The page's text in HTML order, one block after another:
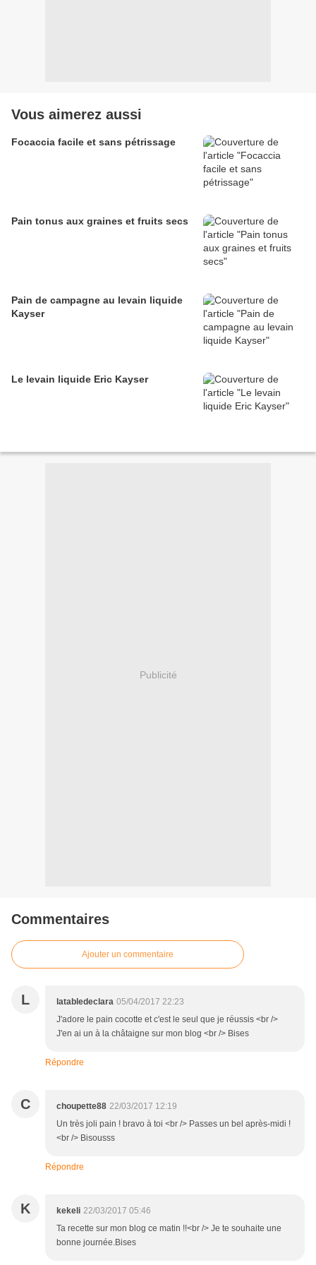
Vous aimerez aussi
Focaccia facile et sans pétrissage
Pain tonus aux graines et fruits secs
Pain de campagne au levain liquide
Kayser
Le levain liquide Eric Kayser
Publicité
Commentaires
Ajouter un commentaire
L latabledeclara 05/04/2017 22:23
J'adore le pain cocotte et c'est le seul que je réussis <br />
J'en ai un à la châtaigne sur mon blog <br /> Bises
Répondre
C choupette88 22/03/2017 12:19
Un très joli pain ! bravo à toi <br /> Passes un bel après-midi !
<br /> Bisousss
Répondre
K kekeli 22/03/2017 05:46
Ta recette sur mon blog ce matin !!<br /> Je te souhaite une
bonne journée.Bises